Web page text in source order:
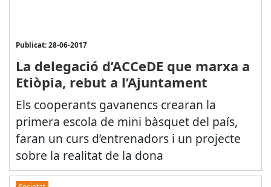
Publicat: 28-06-2017
La delegació d’ACCeDE que marxa a
Etiòpia, rebut a l’Ajuntament
Els cooperants gavanencs crearan la
primera escola de mini bàsquet del país,
faran un curs d’entrenadors i un projecte
sobre la realitat de la dona